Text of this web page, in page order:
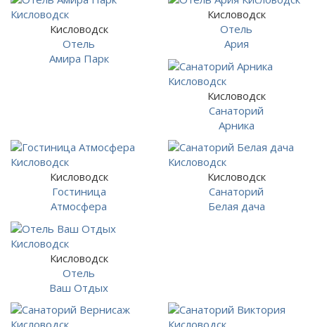
Кисловодск
Отель
Амира Парк
Кисловодск
Отель
Ария
Кисловодск
Санаторий
Арника
Кисловодск
Гостиница
Атмосфера
Кисловодск
Санаторий
Белая дача
Кисловодск
Отель
Ваш Отдых